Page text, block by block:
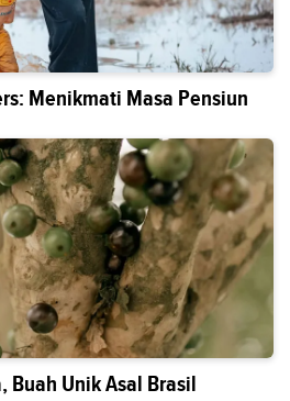
Menikmati Masa Pensiun
Unik Asal Brasil